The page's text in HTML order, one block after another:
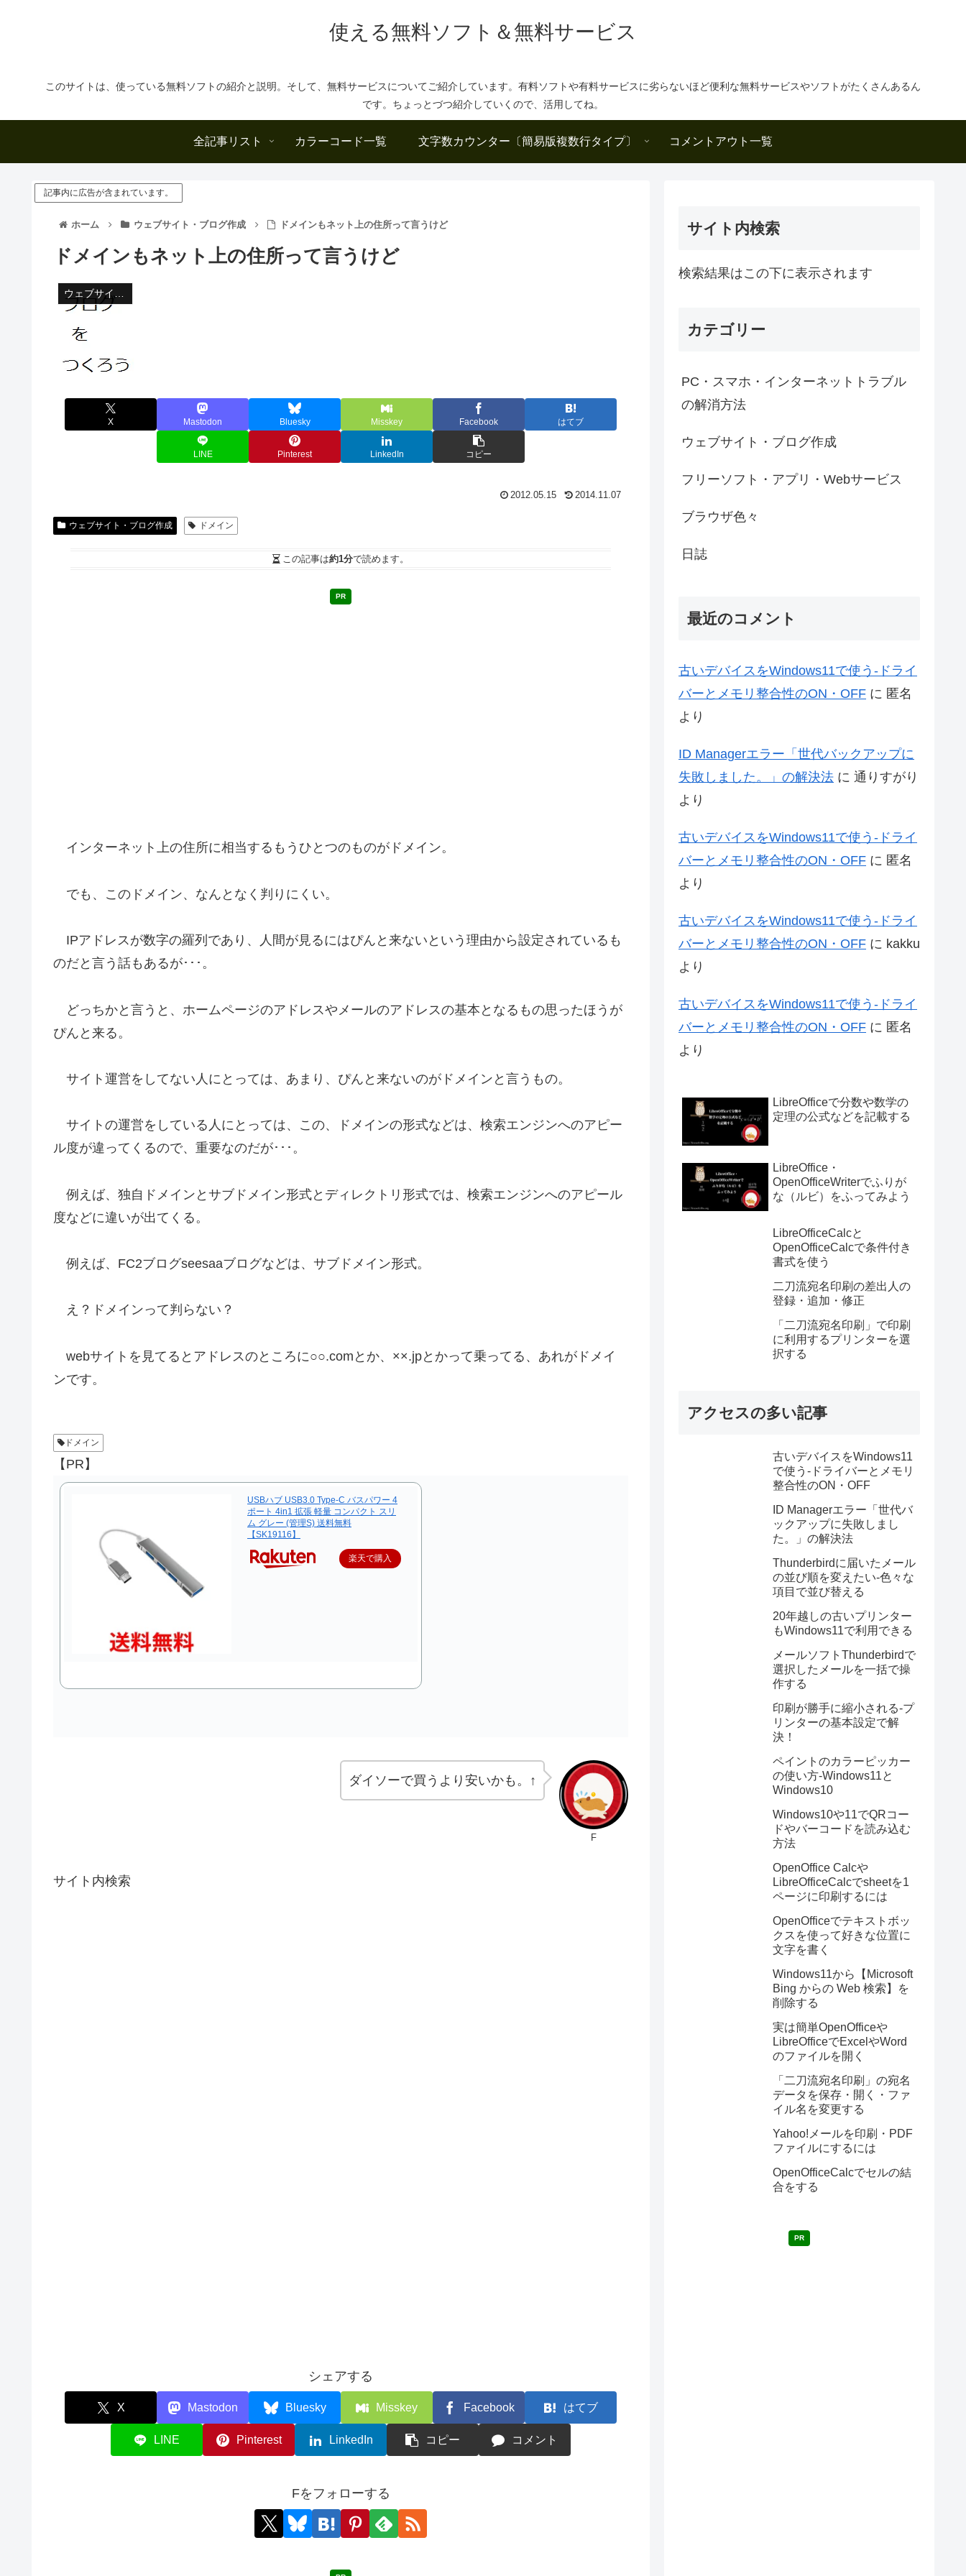
使える無料ソフト＆無料サービス
このサイトは、使っている無料ソフトの紹介と説明。そして、無料サービスについてご紹介しています。有料ソフトや有料サービスに劣らないほど便利な無料サービスやソフトがたくさんあるん
です。ちょっとづつ紹介していくので、活用してね。
全記事リスト カラーコード一覧 文字数カウンター〔簡易版複数行タイプ〕 コメントアウト一覧
記事内に広告が含まれています。
ホーム ウェブサイト・ブログ作成 ドメインもネット上の住所って言うけど
ドメインもネット上の住所って言うけど
ウェブサイト・ブログ作成
X Mastodon Bluesky Misskey Facebook はてブ
LINE Pinterest LinkedIn コピー
2012.05.15 2014.11.07
ウェブサイト・ブログ作成 ドメイン
この記事は約1分で読めます。
PR
インターネット上の住所に相当するもうひとつのものがドメイン。
でも、このドメイン、なんとなく判りにくい。
IPアドレスが数字の羅列であり、人間が見るにはぴんと来ないという理由から設定されているも
のだと言う話もあるが･･･。
どっちかと言うと、ホームページのアドレスやメールのアドレスの基本となるもの思ったほうが
ぴんと来る。
サイト運営をしてない人にとっては、あまり、ぴんと来ないのがドメインと言うもの。
サイトの運営をしている人にとっては、この、ドメインの形式などは、検索エンジンへのアピー
ル度が違ってくるので、重要なのだが･･･。
例えば、独自ドメインとサブドメイン形式とディレクトリ形式では、検索エンジンへのアピール
度などに違いが出てくる。
例えば、FC2ブログseesaaブログなどは、サブドメイン形式。
え？ドメインって判らない？
webサイトを見てるとアドレスのところに○○.comとか、××.jpとかって乗ってる、あれがドメイ
ンです。
ドメイン
【PR】
USBハブ USB3.0 Type-C バスパワー 4
ポート 4in1 拡張 軽量 コンパクト スリ
ム グレー (管理S) 送料無料
【SK19116】
楽天で購入
F
ダイソーで買うより安いかも。↑
サイト内検索
シェアする
X Mastodon Bluesky Misskey Facebook はてブ
LINE Pinterest LinkedIn コピー コメント
Fをフォローする
サイト内検索
検索結果はこの下に表示されます
カテゴリー
PC・スマホ・インターネットトラブル
の解消方法
ウェブサイト・ブログ作成
フリーソフト・アプリ・Webサービス
ブラウザ色々
日誌
最近のコメント
古いデバイスをWindows11で使う-ドライ
バーとメモリ整合性のON・OFF に 匿名
より
ID Managerエラー「世代バックアップに
失敗しました。」の解決法 に 通りすがり
より
古いデバイスをWindows11で使う-ドライ
バーとメモリ整合性のON・OFF に 匿名
より
古いデバイスをWindows11で使う-ドライ
バーとメモリ整合性のON・OFF に kakku
より
古いデバイスをWindows11で使う-ドライ
バーとメモリ整合性のON・OFF に 匿名
より
LibreOfficeで分数や数学の
定理の公式などを記載する
LibreOffice・
OpenOfficeWriterでふりが
な（ルビ）をふってみよう
LibreOfficeCalcと
OpenOfficeCalcで条件付き
書式を使う
二刀流宛名印刷の差出人の
登録・追加・修正
「二刀流宛名印刷」で印刷
に利用するプリンターを選
択する
アクセスの多い記事
古いデバイスをWindows11
で使う-ドライバーとメモリ
整合性のON・OFF
ID Managerエラー「世代バ
ックアップに失敗しまし
た。」の解決法
Thunderbirdに届いたメール
の並び順を変えたい-色々な
項目で並び替える
20年越しの古いプリンター
もWindows11で利用できる
メールソフトThunderbirdで
選択したメールを一括で操
作する
印刷が勝手に縮小される-プ
リンターの基本設定で解
決！
ペイントのカラーピッカー
の使い方-Windows11と
Windows10
Windows10や11でQRコー
ドやバーコードを読み込む
方法
OpenOffice Calcや
LibreOfficeCalcでsheetを1
ページに印刷するには
OpenOfficeでテキストボッ
クスを使って好きな位置に
文字を書く
Windows11から【Microsoft
Bing からの Web 検索】を
削除する
実は簡単OpenOfficeや
LibreOfficeでExcelやWord
のファイルを開く
「二刀流宛名印刷」の宛名
データを保存・開く・ファ
イル名を変更する
Yahoo!メールを印刷・PDF
ファイルにするには
OpenOfficeCalcでセルの結
合をする
PR